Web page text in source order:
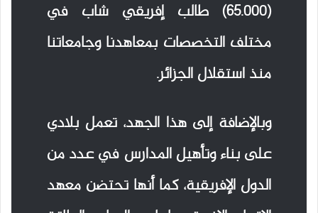
(65.000) طالب إفريقي شاب في
مختلف التخصصات بمعاهدنا وجامعاتنا
منذ استقلال الجزائر.
وبالإضافة إلى هذا الجهد، تعمل بلادي
على بناء وتأهيل المدارس في عدد من
الدول الإفريقية، كما أنها تحتضن معهد